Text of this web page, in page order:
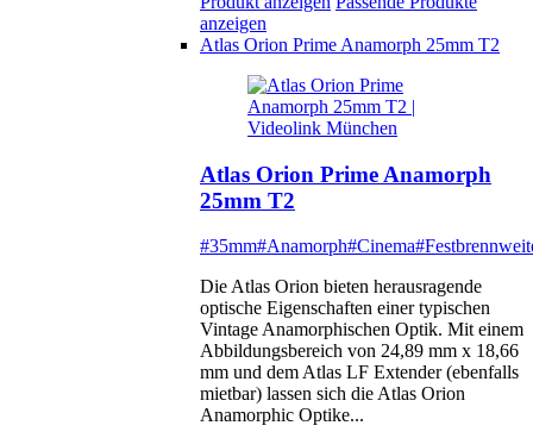
anzeigen
Atlas Orion Prime Anamorph 25mm T2
Atlas Orion Prime Anamorph
25mm T2
#35mm#Anamorph#Cinema
Die Atlas Orion bieten herausragende
optische Eigenschaften einer typischen
Vintage Anamorphischen Optik. Mit einem
Abbildungsbereich von 24,89 mm x 18,66
mm und dem Atlas LF Extender (ebenfalls
mietbar) lassen sich die Atlas Orion
Anamorphic Optike...